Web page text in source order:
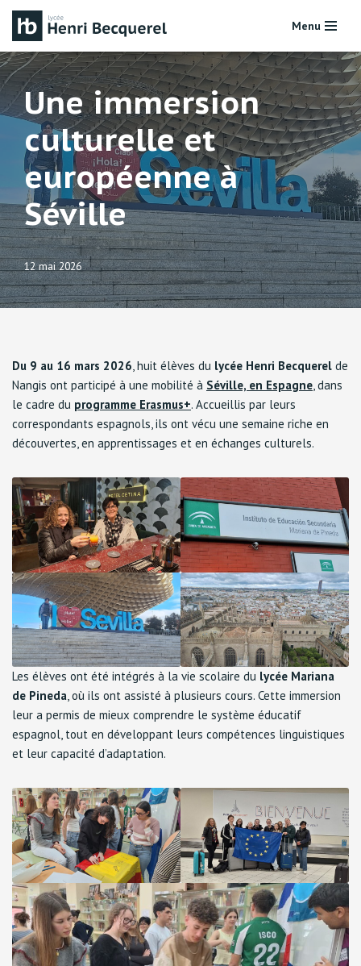
Aller
au
contenu
Menu
Une immersion
culturelle et
européenne à
Séville
12 mai 2026
Du 9 au 16 mars 2026, huit élèves du lycée Henri Becquerel de
Nangis ont participé à une mobilité à Séville, en Espagne, dans
le cadre du programme Erasmus+. Accueillis par leurs
correspondants espagnols, ils ont vécu une semaine riche en
découvertes, en apprentissages et en échanges culturels.
Les élèves ont été intégrés à la vie scolaire du lycée Mariana
de Pineda, où ils ont assisté à plusieurs cours. Cette immersion
leur a permis de mieux comprendre le système éducatif
espagnol, tout en développant leurs compétences linguistiques
et leur capacité d’adaptation.